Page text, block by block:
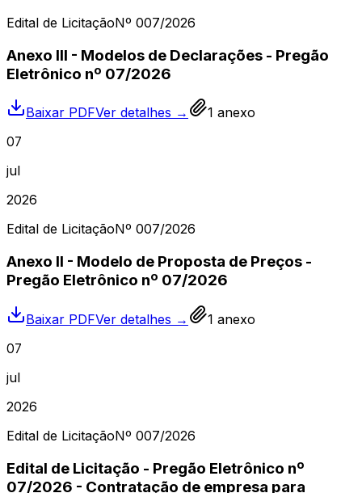
Edital de LicitaçãoNº 007/2026
Anexo III - Modelos de Declarações - Pregão
Eletrônico nº 07/2026
Baixar PDFVer detalhes → 1 anexo
07
jul
2026
Edital de LicitaçãoNº 007/2026
Anexo II - Modelo de Proposta de Preços -
Pregão Eletrônico nº 07/2026
Baixar PDFVer detalhes → 1 anexo
07
jul
2026
Edital de LicitaçãoNº 007/2026
Edital de Licitação - Pregão Eletrônico nº
07/2026 - Contratação de empresa para